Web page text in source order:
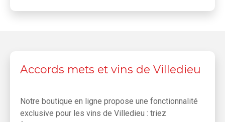
Accords mets et vins de Villedieu
Notre boutique en ligne propose une fonctionnalité
exclusive pour les vins de Villedieu : triez